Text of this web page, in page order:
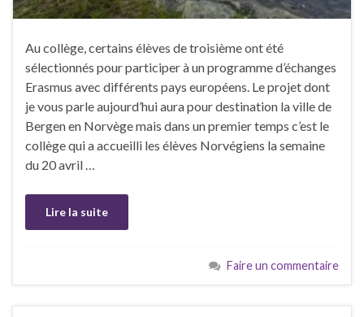
Au collège, certains élèves de troisième ont été
sélectionnés pour participer à un programme d’échanges
Erasmus avec différents pays européens. Le projet dont
je vous parle aujourd’hui aura pour destination la ville de
Bergen en Norvège mais dans un premier temps c’est le
collège qui a accueilli les élèves Norvégiens la semaine
du 20 avril …
Lire la suite
Faire un commentaire